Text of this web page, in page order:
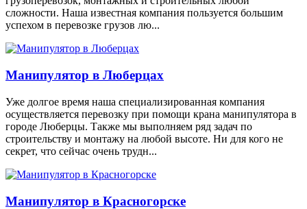
сложности. Наша известная компания пользуется большим
успехом в перевозке грузов лю...
Манипулятор в Люберцах
Уже долгое время наша специализированная компания
осуществляется перевозку при помощи крана манипулятора в
городе Люберцы. Также мы выполняем ряд задач по
строительству и монтажу на любой высоте. Ни для кого не
секрет, что сейчас очень трудн...
Манипулятор в Красногорске